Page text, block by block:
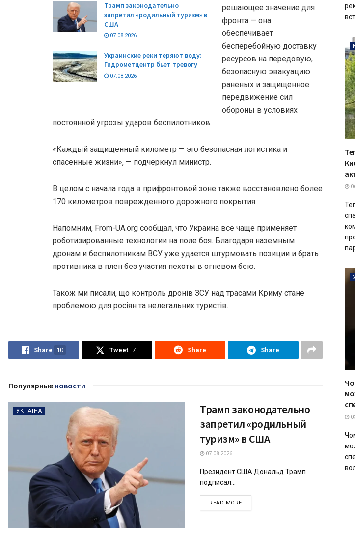
Трамп законодательно
запретил «родильный туризм» в
США
07.08.2026
Украинские реки теряют воду:
Гидрометцентр бьет тревогу
07.08.2026
решающее значение для
фронта — она
обеспечивает
бесперебойную доставку
ресурсов на передовую,
безопасную эвакуацию
раненых и защищенное
передвижение сил
обороны в условиях
постоянной угрозы ударов беспилотников.
«Каждый защищенный километр — это безопасная логистика и
спасенные жизни», — подчеркнул министр.
В целом с начала года в прифронтовой зоне также восстановлено более
170 километров поврежденного дорожного покрытия.
Напомним, From-UA.org сообщал, что Украина всё чаще применяет
роботизированные технологии на поле боя. Благодаря наземным
дронам и беспилотникам ВСУ уже удается штурмовать позиции и брать
противника в плен без участия пехоты в огневом бою.
Також ми писали, що контроль дронів ЗСУ над трасами Криму стане
проблемою для росіян та нелегальних туристів.
Share 10 Tweet 7 Share Share
Популярные новости
УКРАЇНА
Трамп законодательно
запретил «родильный
туризм» в США
07.08.2026
Президент США Дональд Трамп
подписал...
READ MOREDETAILS